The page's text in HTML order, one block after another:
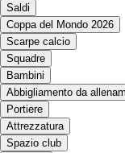
Saldi
Coppa del Mondo 2026
Scarpe calcio
Squadre
Bambini
Abbigliamento da
Portiere
Attrezzatura
Spazio club